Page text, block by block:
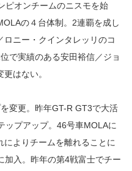
オンチームのニスモを始
の４台体制。2連覇を成し
ニー・クインタレッリのコ
で実績のある安田裕信／ジョ
はない。
変更。昨年GT-R GT3で大活
ップアップ。46号車MOLAに
によりチームを離れることに
加入。昨年の第4戦富士でチー